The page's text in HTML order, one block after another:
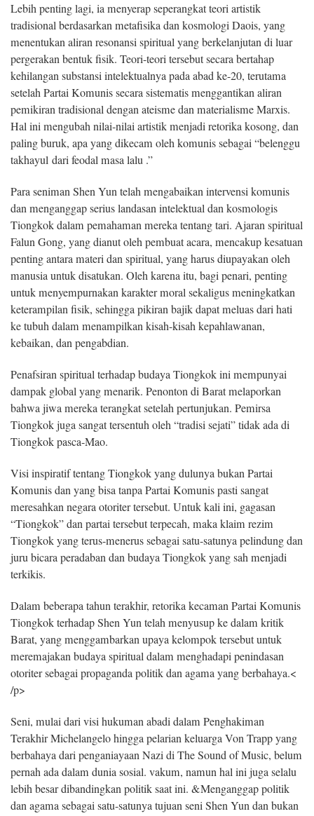
Lebih penting lagi, ia menyerap seperangkat teori artistik
tradisional berdasarkan metafisika dan kosmologi Daois, yang
menentukan aliran resonansi spiritual yang berkelanjutan di luar
pergerakan bentuk fisik. Teori-teori tersebut secara bertahap
kehilangan substansi intelektualnya pada abad ke-20, terutama
setelah Partai Komunis secara sistematis menggantikan aliran
pemikiran tradisional dengan ateisme dan materialisme Marxis.
Hal ini mengubah nilai-nilai artistik menjadi retorika kosong, dan
paling buruk, apa yang dikecam oleh komunis sebagai “belenggu
takhayul dari feodal masa lalu .”
Para seniman Shen Yun telah mengabaikan intervensi komunis
dan menganggap serius landasan intelektual dan kosmologis
Tiongkok dalam pemahaman mereka tentang tari. Ajaran spiritual
Falun Gong, yang dianut oleh pembuat acara, mencakup kesatuan
penting antara materi dan spiritual, yang harus diupayakan oleh
manusia untuk disatukan. Oleh karena itu, bagi penari, penting
untuk menyempurnakan karakter moral sekaligus meningkatkan
keterampilan fisik, sehingga pikiran bajik dapat meluas dari hati
ke tubuh dalam menampilkan kisah-kisah kepahlawanan,
kebaikan, dan pengabdian.
Penafsiran spiritual terhadap budaya Tiongkok ini mempunyai
dampak global yang menarik. Penonton di Barat melaporkan
bahwa jiwa mereka terangkat setelah pertunjukan. Pemirsa
Tiongkok juga sangat tersentuh oleh “tradisi sejati” tidak ada di
Tiongkok pasca-Mao.
Visi inspiratif tentang Tiongkok yang dulunya bukan Partai
Komunis dan yang bisa tanpa Partai Komunis pasti sangat
meresahkan negara otoriter tersebut. Untuk kali ini, gagasan
“Tiongkok” dan partai tersebut terpecah, maka klaim rezim
Tiongkok yang terus-menerus sebagai satu-satunya pelindung dan
juru bicara peradaban dan budaya Tiongkok yang sah menjadi
terkikis.
Dalam beberapa tahun terakhir, retorika kecaman Partai Komunis
Tiongkok terhadap Shen Yun telah menyusup ke dalam kritik
Barat, yang menggambarkan upaya kelompok tersebut untuk
meremajakan budaya spiritual dalam menghadapi penindasan
otoriter sebagai propaganda politik dan agama yang berbahaya.<
/p>
Seni, mulai dari visi hukuman abadi dalam Penghakiman
Terakhir Michelangelo hingga pelarian keluarga Von Trapp yang
berbahaya dari penganiayaan Nazi di The Sound of Music, belum
pernah ada dalam dunia sosial. vakum, namun hal ini juga selalu
lebih besar dibandingkan politik saat ini. &Menganggap politik
dan agama sebagai satu-satunya tujuan seni Shen Yun dan bukan